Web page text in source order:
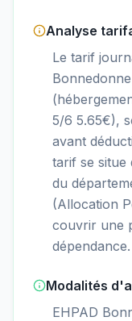
Analyse
Le tarif
5/6 5.65€),
avant
tarif se situe
du
(Allocation
couvrir une
dépendance.
Modalités
EHPAD